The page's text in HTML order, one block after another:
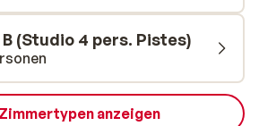
(Studio 4 pers. Pistes)
anzeigen